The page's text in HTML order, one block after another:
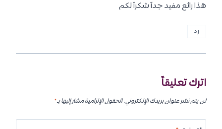
هذا رائع مفيد جدآ شكرآ لكم
رد
اترك تعليقاً
لن يتم نشر عنوان بريدك الإلكتروني.الحقول الإلزامية مشار إليها بـ*